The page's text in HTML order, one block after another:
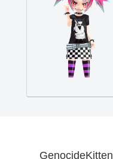
GenocideKitten